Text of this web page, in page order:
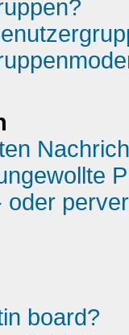
oder
board?